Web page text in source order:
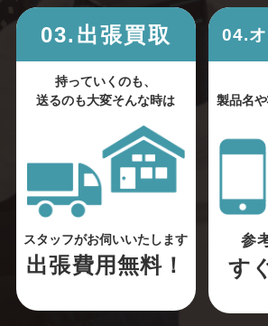
03.出張買取
持っていくのも、
送るのも大変そんな時は
スタッフがお伺いいたします
出張費用無料！
04.
製品名
参
す